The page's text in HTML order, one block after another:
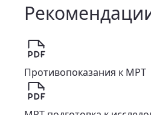
Противопоказания к МРТ